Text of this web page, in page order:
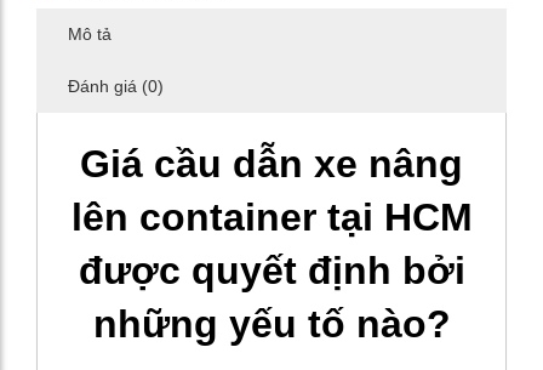
Mô tả
Đánh giá (0)
Giá cầu dẫn xe nâng
lên container tại HCM
được quyết định bởi
những yếu tố nào?